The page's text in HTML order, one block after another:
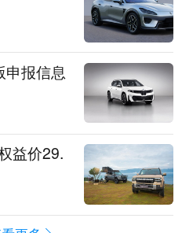
申报信息
益价29.